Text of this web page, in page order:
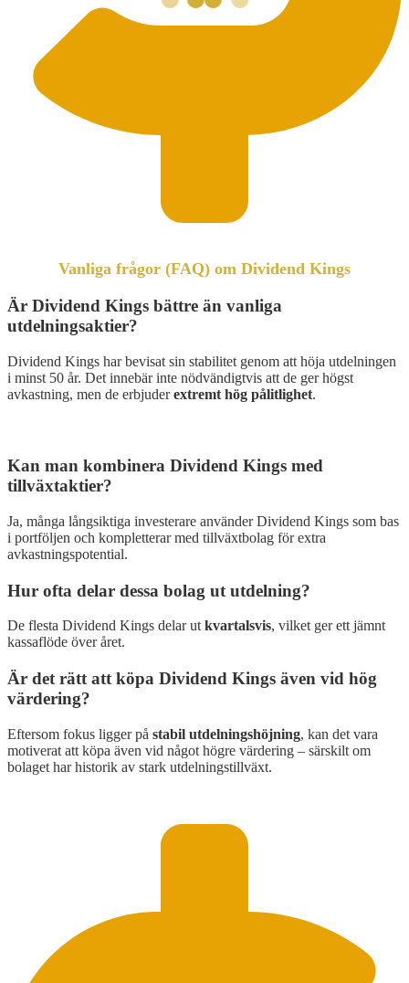
Vanliga frågor (FAQ) om Dividend Kings
Är Dividend Kings bättre än vanliga
utdelningsaktier?
Dividend Kings har bevisat sin stabilitet genom att höja utdelningen
i minst 50 år. Det innebär inte nödvändigtvis att de ger högst
avkastning, men de erbjuderextremt hög pålitlighet.
Kan man kombinera Dividend Kings med
tillväxtaktier?
Ja, många långsiktiga investerare använder Dividend Kings som bas
i portföljen och kompletterar med tillväxtbolag för extra
avkastningspotential.
Hur ofta delar dessa bolag ut utdelning?
De flesta Dividend Kings delar ut kvartalsvis, vilket ger ett jämnt
kassaflöde över året.
Är det rätt att köpa Dividend Kings även vid hög
värdering?
Eftersom fokus ligger på stabil utdelningshöjning, kan det vara
motiverat att köpa även vid något högre värdering – särskilt om
bolaget har historik av stark utdelningstillväxt.